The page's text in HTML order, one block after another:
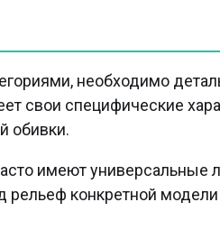
необходимо
свои специфические
обивки.
имеют универсальные
рельеф конкретной